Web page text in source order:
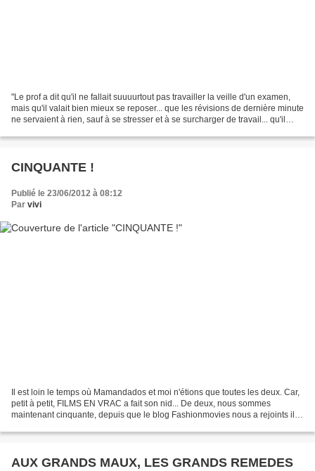
"Le prof a dit qu'il ne fallait suuuurtout pas travailler la veille d'un examen,
mais qu'il valait bien mieux se reposer... que les révisions de dernière minute
ne servaient à rien, sauf à se stresser et à se surcharger de travail... qu'il
CINQUANTE !
Publié le 23/06/2012 à 08:12
Par vivi
Il est loin le temps où Mamandados et moi n'étions que toutes les deux. Car,
petit à petit, FILMS EN VRAC a fait son nid... De deux, nous sommes
maintenant cinquante, depuis que le blog Fashionmovies nous a rejoints il y
AUX GRANDS MAUX, LES GRANDS REMEDES